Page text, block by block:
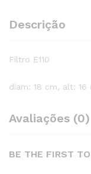
Descrição
Filtro E110
diam: 18 cm, alt: 16
Avaliações (0)
BE THE FIRST